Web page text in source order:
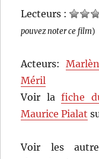
Lecteurs :
pouvez noter ce film)
Acteurs:
Méril
Voir lafiche
Maurice Pialat
Voir les